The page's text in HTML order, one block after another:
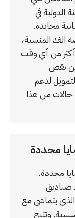
الدولية في
محايدة.
الغد المنسية،
أكثر من أي وقت
من نقص
لدعم
حالات من هذا
محددة.
صناديق
يتماشى مع
وتتيح